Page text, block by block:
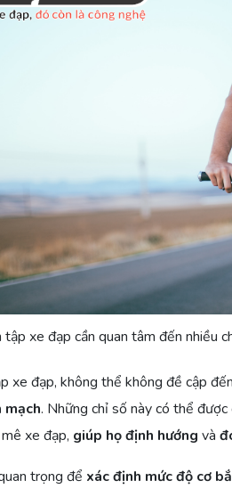
tập xe đạp cần quan tâm đến nhiều
xe đạp, không thể không đề cập
. Những chỉ số này có thể
xe đạp, giúp họ định hướng và
trọng để xác định mức độ cơ